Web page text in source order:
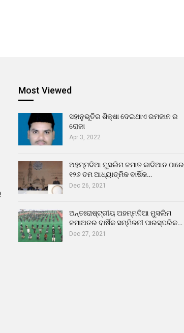
Most Viewed
ସହାନୁଭୂତିର ଶିକ୍ଷା ଦେଇଥାଏ ରମଜାନ ର
ରୋଜା
Apr 3, 2022
ଅହମ୍ମଦିଆ ମୁସଲିମ ଜମାତ କାଦିଆନ ଠାରେ
୧୨୬ ତମ ଆଧ୍ୟାତ୍ମିକ ବାର୍ଷିକ…
Dec 26, 2021
ଅନ୍ତଃରାଷ୍ଟ୍ରୀୟ ଅହମ୍ମଦିଆ ମୁସଲିମ
ଜମାଅତର ବାର୍ଷିକ ସମ୍ମିଳନୀ ପାରସ୍ପରିକ…
Dec 27, 2021